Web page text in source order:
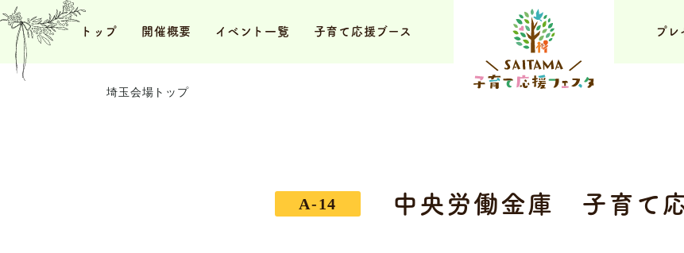
トップ 開催概要 イベント一覧 子育て応援ブース プレ
埼玉会場トップ
A-14 中央労働金庫 子育て